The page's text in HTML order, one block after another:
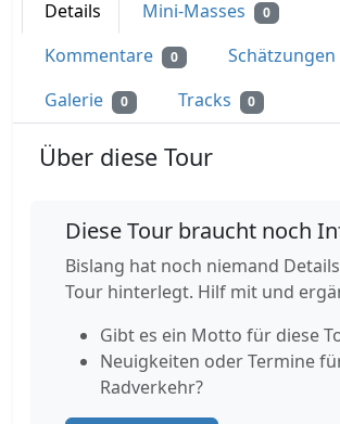
Details Mini-Masses 0
Kommentare 0 Schätzungen
Galerie 0 Tracks 0
Über diese Tour
Diese Tour braucht noch
Bislang hat noch niemand
Tour hinterlegt. Hilf mit und
Gibt es ein Motto für diese
Neuigkeiten oder Termine
Radverkehr?